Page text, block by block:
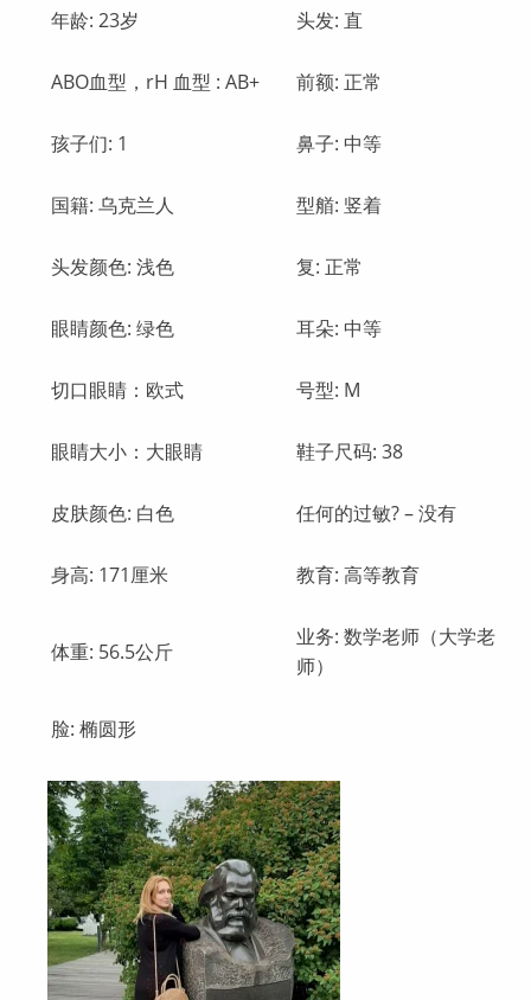
年龄: 23岁 头发: 直
ABO血型，rH 血型 : AВ+ 前额: 正常
孩子们: 1 鼻子: 中等
国籍: 乌克兰人 型艏: 竖着
头发颜色: 浅色 复: 正常
眼睛颜色: 绿色 耳朵: 中等
切口眼睛：欧式 号型: M
眼睛大小：大眼睛 鞋子尺码: 38
皮肤颜色: 白色 任何的过敏? – 没有
身高: 171厘米 教育: 高等教育
体重: 56.5公斤
业务: 数学老师（大学老
师）
脸: 椭圆形